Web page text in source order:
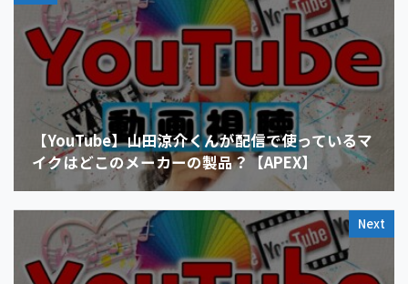
【YouTube】山田涼介くんが配信で使っているマ
イクはどこのメーカーの製品？【APEX】
Next